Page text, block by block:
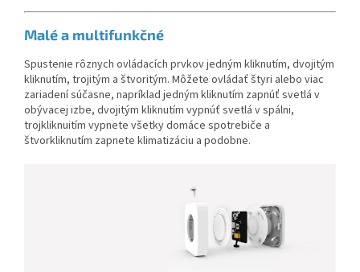
Malé a multifunkčné
Spustenie rôznych ovládacích prvkov jedným kliknutím, dvojitým
kliknutím, trojitým a štvoritým. Môžete ovládať štyri alebo viac
zariadení súčasne, napríklad jedným kliknutím zapnúť svetlá v
obývacej izbe, dvojitým kliknutím vypnúť svetlá v spálni,
trojkliknuitím vypnete všetky domáce spotrebiče a
štvorkliknutím zapnete klimatizáciu a podobne.